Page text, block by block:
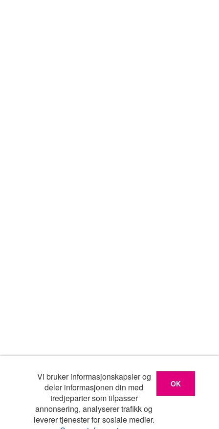
Vi bruker informasjonskapsler og
deler informasjonen din med
tredjeparter som tilpasser
annonsering, analyserer trafikk og
leverer tjenester for sosiale medier.
OK